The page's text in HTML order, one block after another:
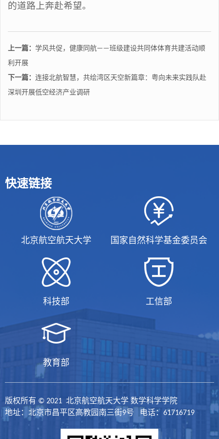
的道路上奔赴希望。
上一篇： 学风共促，健康同航​——班级建设共同体体育共建活动顺
利开展
下一篇： 连接北航智慧，共绘湾区天空新篇章：粤向未来实践队赴
深圳开展低空经济产业调研
快速链接
北京航空航天大学 国家自然科学基金委员会
科技部 工信部
教育部
版权所有 © 2021 北京航空航天大学 数学科学学院
地址：北京市昌平区高教园南三街9号 电话：61716719